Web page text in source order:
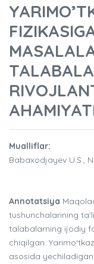
Mualliflar:
Babaxodjayev U.S.,
Annotatsiya
tushunchalarining
talabalarning ijodiy
chiqilgan.
asosida